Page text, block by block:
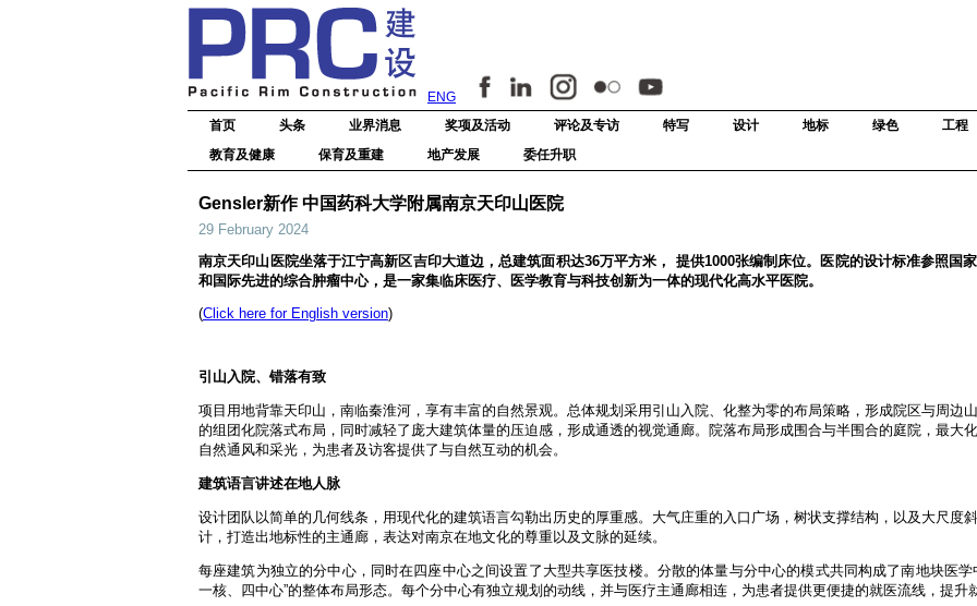
ENG
首页 头条 业界消息 奖项及活动 评论及专访 特写 设计 地标 绿色 工程
教育及健康
保育及重建 地产发展 委任升职
Gensler新作 中国药科大学附属南京天印山医院
29 February 2024
南京天印山医院坐落于江宁高新区吉印大道边，总建筑面积达36万平方米， 提供1000张编制床位。医院的设计标准参照国
和国际先进的综合肿瘤中心，是一家集临床医疗、医学教育与科技创新为一体的现代化高水平医院。
(Click here for English version)
引山入院、错落有致
项目用地背靠天印山，南临秦淮河，享有丰富的自然景观。总体规划采用引山入院、化整为零的布局策略，形成院区与周边
的组团化院落式布局，同时减轻了庞大建筑体量的压迫感，形成通透的视觉通廊。院落布局形成围合与半围合的庭院，最大
自然通风和采光，为患者及访客提供了与自然互动的机会。
建筑语言讲述在地人脉
设计团队以简单的几何线条，用现代化的建筑语言勾勒出历史的厚重感。大气庄重的入口广场，树状支撑结构，以及大尺度
计，打造出地标性的主通廊，表达对南京在地文化的尊重以及文脉的延续。
每座建筑为独立的分中心，同时在四座中心之间设置了大型共享医技楼。分散的体量与分中心的模式共同构成了南地块医学
一核、四中心”的整体布局形态。每个分中心有独立规划的动线，并与医疗主通廊相连，为患者提供更便捷的就医流线，提升